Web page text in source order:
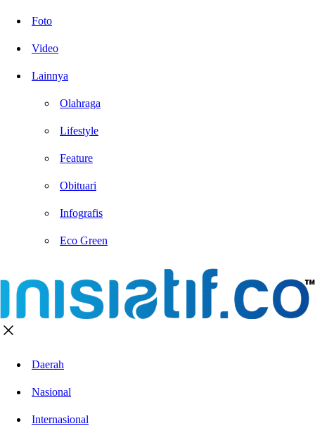
Foto
Video
Lainnya
Olahraga
Lifestyle
Feature
Obituari
Infografis
Eco Green
Daerah
Nasional
Internasional